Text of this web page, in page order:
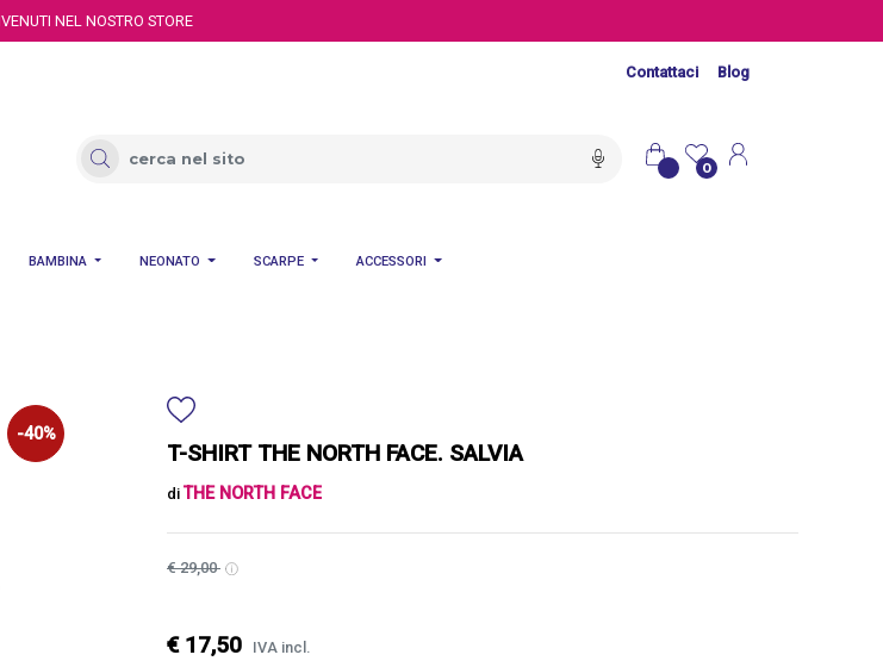
NEL NOSTRO STORE
Contattaci Blog
0
BAMBINA NEONATO SCARPE ACCESSORI
-40%
T-SHIRT THE NORTH FACE. SALVIA
di THE NORTH FACE
€ 29,00
€ 17,50 IVA incl.